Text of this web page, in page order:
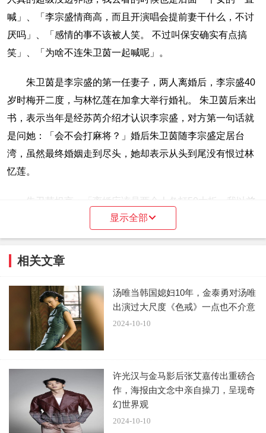
喊」、「李宗盛情商高，而且开演唱会提前妻干什么，不讨
厌吗」、「感情的事不该被人笑。 不过叫保安确实有点搞
笑」、「为啥不连朱卫茵一起喊呢」。
朱卫茵是李宗盛的第一任妻子，两人离婚后，李宗盛40
岁时梅开二度，与林忆莲在加拿大举行婚礼。 朱卫茵后来出
书，表示当年是经苏芮介绍才认识李宗盛，对方第一句话就
是问她：「会不会打麻将？」婚后朱卫茵随李宗盛定居台
湾，虽然最终婚姻走到尽头，她却表示从头到尾没有恨过林
忆莲。
朱卫茵坦言：「离婚应该是两个人各打50大板，我以前
真的不是成熟的老婆」。 后来李宗盛与林忆莲也在2004年离
婚，朱卫茵跟李宗盛没交恶，还打电话慰问，李宗盛也曾说
和两人前妻都是好聚好散，「离婚没带来遗憾，我反而感谢
显示全部
相关文章
汤唯当韩国媳妇10年，金泰勇对汤唯
出演过大尺度《色戒》一点也不介意
2024-10-10
许光汉与金马影后张艾嘉传出重磅合
作，海报由文念中亲自操刀，呈现奇
幻世界观
2024-10-10